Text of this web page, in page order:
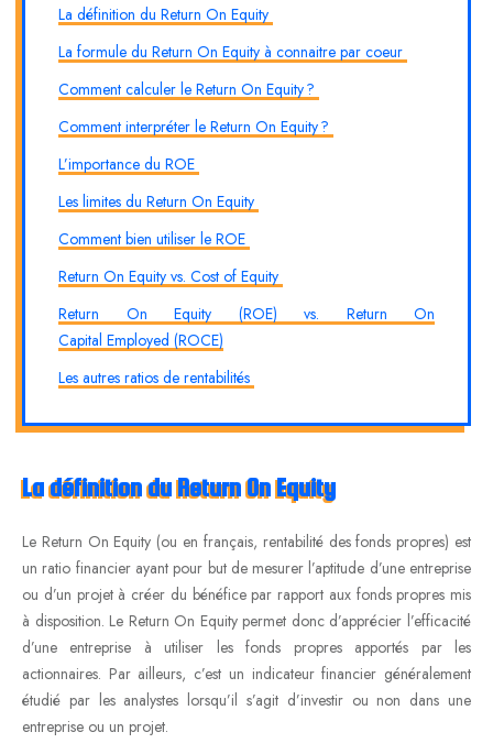
La définition du Return On Equity
La formule du Return On Equity à connaitre par coeur
Comment calculer le Return On Equity ?
Comment interpréter le Return On Equity ?
L’importance du ROE
Les limites du Return On Equity
Comment bien utiliser le ROE
Return On Equity vs. Cost of Equity
Return On Equity (ROE) vs. Return On
Capital Employed (ROCE)
Les autres ratios de rentabilités
La définition du Return On Equity
Le Return On Equity (ou en français, rentabilité des fonds propres) est
un ratio financier ayant pour but de mesurer l’aptitude d’une entreprise
ou d’un projet à créer du bénéfice par rapport aux fonds propres mis
à disposition. Le Return On Equity permet donc d’apprécier l’efficacité
d’une entreprise à utiliser les fonds propres apportés par les
actionnaires. Par ailleurs, c’est un indicateur financier généralement
étudié par les analystes lorsqu’il s’agit d’investir ou non dans une
entreprise ou un projet.